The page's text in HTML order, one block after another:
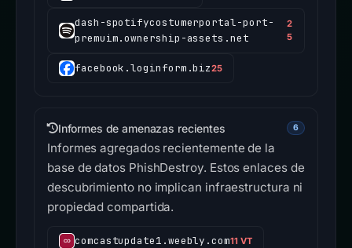
dash-spotifycostumerportal-port-
premuim.ownership-assets.net
2
5
facebook.loginform.biz25
Informes de amenazas recientes 6
Informes agregados recientemente de la
base de datos PhishDestroy. Estos enlaces de
descubrimiento no implican infraestructura ni
propiedad compartida.
comcastupdate1.weebly.com11 VT